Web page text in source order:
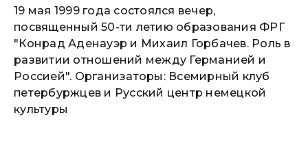
19 мая 1999 года состоялся вечер,
посвященный 50-ти летию образования ФРГ
"Конрад Аденауэр и Михаил Горбачев. Роль в
развитии отношений между Германией и
Россией". Организаторы: Всемирный клуб
петербуржцев и Русский центр немецкой
культуры